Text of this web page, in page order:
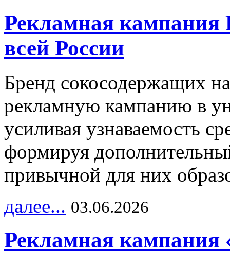
Рекламная
всей России
Бренд сокосодержащих
рекламную кампанию в
усиливая узнаваемость
формируя
привычной для них
далее... 03.06.2026
Рекламная кампания